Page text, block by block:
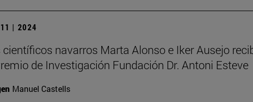
| 2024
científicos navarros Marta Alonso e Iker Ausejo
de Investigación Fundación Dr. Antoni Esteve
Manuel Castells